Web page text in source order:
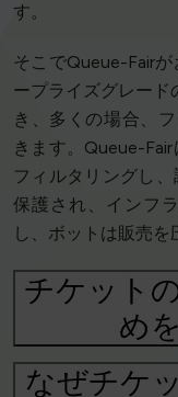
す。
そこでQueue-Fair
ープライズグレード
き、多くの場合、
きます。Queue-
フィルタリングし
保護され、インフ
し、ボットは販売を
チケット
め
なぜチケ